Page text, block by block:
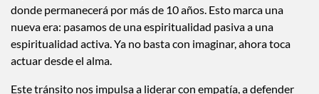
Este es, sin duda, uno de los tránsitos más importantes del
año y de la década. Neptuno, el planeta de los sueños, la
espiritualidad y la sensibilidad, entra oficialmente en Aries,
donde permanecerá por más de 10 años. Esto marca una
nueva era: pasamos de una espiritualidad pasiva a una